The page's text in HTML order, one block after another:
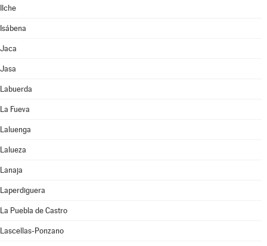
Ilche
Isábena
Jaca
Jasa
Labuerda
La Fueva
Laluenga
Lalueza
Lanaja
Laperdiguera
La Puebla de Castro
Lascellas-Ponzano